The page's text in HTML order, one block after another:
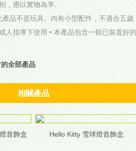
，應以實物為準。
產品不是玩具。內有小型配件，不適合五歲
人指導下使用 • 本產品包含一顆已裝置好的
全部產品
相關產品
首飾盒 Hello Kitty 雪球燈首飾盒